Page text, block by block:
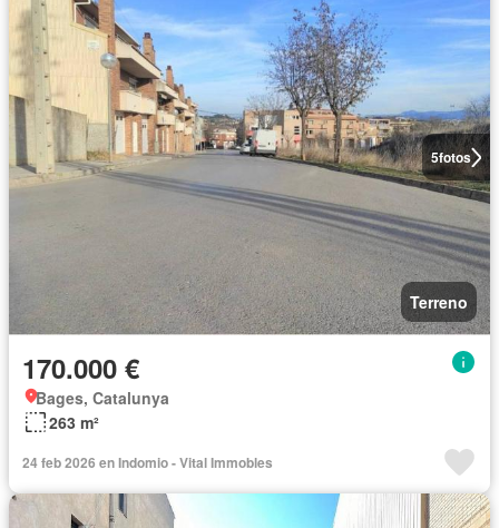
5fotos
Terreno
170.000 €
Bages, Catalunya
263 m²
24 feb 2026 en Indomio - Vital Immobles